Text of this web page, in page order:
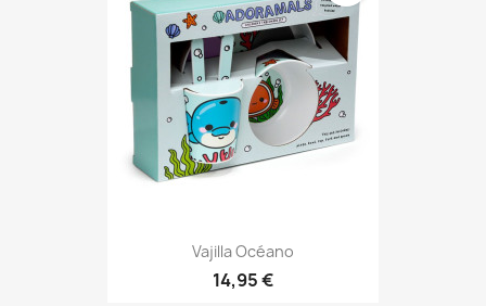
Vajilla Océano
14,95 €